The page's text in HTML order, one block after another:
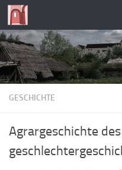
Zum Inhalt springen
GESCHICHTE
Agrargeschichte